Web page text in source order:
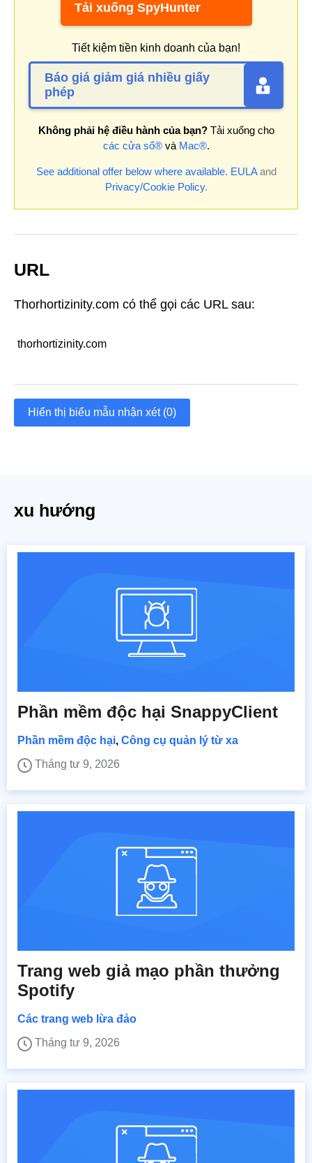
Tải xuống SpyHunter
Tiết kiệm tiền kinh doanh của bạn!
Báo giá giảm giá nhiều giấy
phép
Không phải hệ điều hành của bạn?Tải xuống cho
các cửa sổ®và Mac®.
See additional offer below where available. EULAand
Privacy/Cookie Policy.
URL
Thorhortizinity.com có thể gọi các URL sau:
thorhortizinity.com
Hiển thị biểu mẫu nhận xét (0)
xu hướng
Phần mềm độc hại SnappyClient
Phần mềm độc hại, Công cụ quản lý từ xa
Tháng tư 9, 2026
Trang web giả mạo phần thưởng
Spotify
Các trang web lừa đảo
Tháng tư 9, 2026